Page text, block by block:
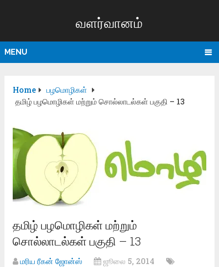
வளர்வானம்
MENU
Home
பழமொழிகள்
தமிழ் பழமொழிகள் மற்றும் சொல்லாடல்கள் பகுதி – 13
தமிழ் பழமொழிகள் மற்றும்
சொல்லாடல்கள் பகுதி – 13
மரிய ரீகன் ஜோன்ஸ்
ஜூலை 5, 2014